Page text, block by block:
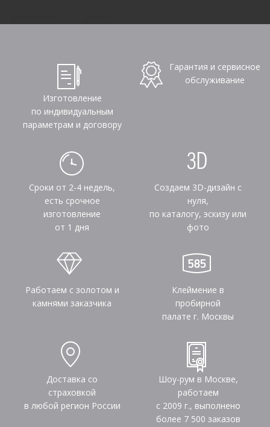
Изготовление
по индивидуальным
параметрам и договору
Гарантия и сервисное
обслуживание
Сроки от 2-4 недель,
есть срочное
изготовление
от 1 дня
Создаем 3D-дизайн с
нуля,
по каталогу, эскизу или
фото
Работаем с золотом и
камнями заказчика
Клеймение в
пробирной
палате г. Москвы
Доставка со
страховкой
в любой регион России
Шоу-рум в Москве,
работаем
с 2009 г., выполнено
более 7 500 заказов